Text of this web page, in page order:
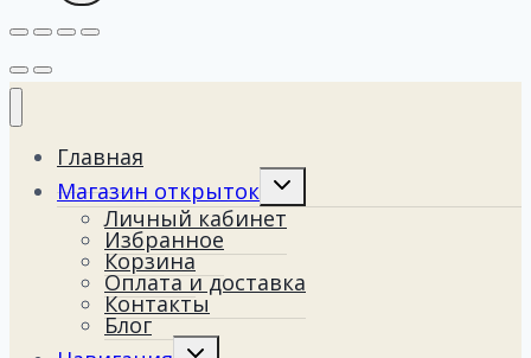
Главная
Магазин открыток
Переключить
меню
Личный кабинет
Избранное
Корзина
Оплата и доставка
Контакты
Блог
Переключить